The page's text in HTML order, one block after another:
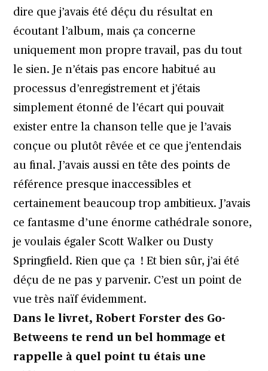
dire que j’avais été déçu du résultat en
écoutant l’album, mais ça concerne
uniquement mon propre travail, pas du tout
le sien. Je n’étais pas encore habitué au
processus d’enregistrement et j’étais
simplement étonné de l’écart qui pouvait
exister entre la chanson telle que je l’avais
conçue ou plutôt rêvée et ce que j’entendais
au final. J’avais aussi en tête des points de
référence presque inaccessibles et
certainement beaucoup trop ambitieux. J’avais
ce fantasme d’une énorme cathédrale sonore,
je voulais égaler Scott Walker ou Dusty
Springfield. Rien que ça ! Et bien sûr, j’ai été
déçu de ne pas y parvenir. C’est un point de
vue très naïf évidemment.
Dans le livret, Robert Forster des Go-
Betweens te rend un bel hommage et
rappelle à quel point tu étais une